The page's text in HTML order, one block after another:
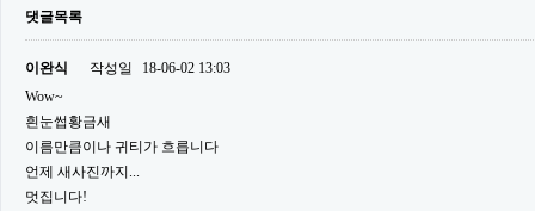
댓글목록
이완식 작성일
18-06-02 13:03
Wow~
흰눈썹황금새
이름만큼이나 귀티가 흐릅니다
언제 새사진까지...
멋집니다!